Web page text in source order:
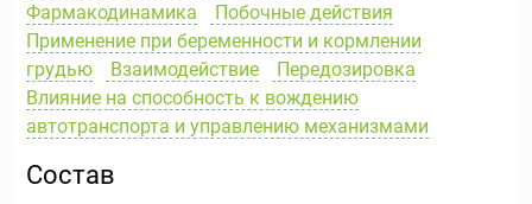
Фармакодинамика
Побочные действия
Применение при беременности и кормлении
грудью
Взаимодействие
Передозировка
Влияние на способность к вождению
автотранспорта и управлению механизмами
Состав